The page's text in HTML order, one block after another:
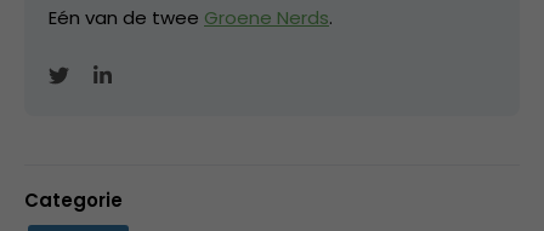
Eén van de twee Groene Nerds.
Categorie